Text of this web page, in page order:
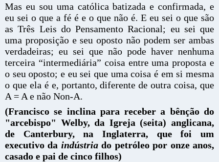
Mas eu sou uma católica batizada e confirmada, e
eu sei o que a fé é e o que não é. E eu sei o que são
as Três Leis do Pensamento Racional; eu sei que
uma proposição e seu oposto não podem ser ambas
verdadeiras; eu sei que não pode haver nenhuma
terceira “intermediária” coisa entre uma proposta e
o seu oposto; e eu sei que uma coisa é em si mesma
o que ela é e, portanto, diferente de outra coisa, que
A = A e não Non-A.
(Francisco se inclina para receber a bênção do
"arcebispo" Welby, da Igreja (seita) anglicana,
de Canterbury, na Inglaterra, quefoi um
executivo da indústriado petróleo por onze anos,
casado e pai de cinco filhos)